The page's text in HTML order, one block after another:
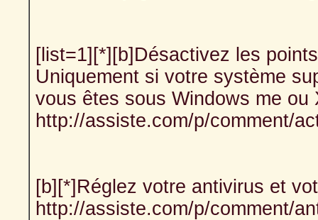
[list=1][*][b]Désactivez les
Uniquement si votre système
vous êtes sous Windows me ou
http://assiste.com/p/comment/
[b][*]Réglez votre antivirus et
http://assiste.com/p/comment/